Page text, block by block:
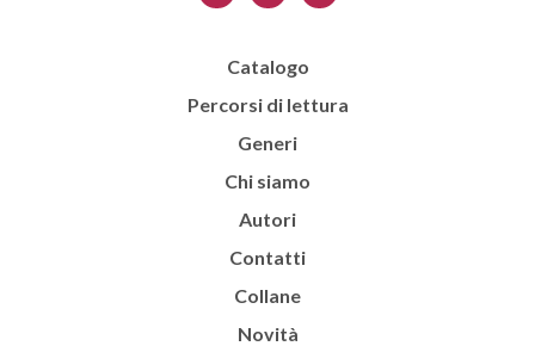
Catalogo
Percorsi di lettura
Generi
Chi siamo
Autori
Contatti
Collane
Novità